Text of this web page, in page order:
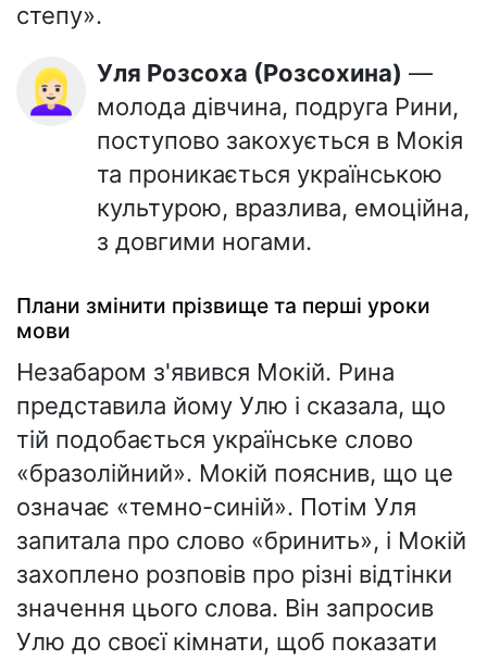
степу».
👱🏻‍♀️ Уля Розсоха (Розсохина) —
молода дівчина, подруга Рини,
поступово закохується в Мокія
та проникається українською
культурою, вразлива, емоційна,
з довгими ногами.
Плани змінити прізвище та перші уроки
мови
Незабаром з'явився Мокій. Рина
представила йому Улю і сказала, що
тій подобається українське слово
«бразолійний». Мокій пояснив, що це
означає «темно-синій». Потім Уля
запитала про слово «бринить», і Мокій
захоплено розповів про різні відтінки
значення цього слова. Він запросив
Улю до своєї кімнати, щоб показати